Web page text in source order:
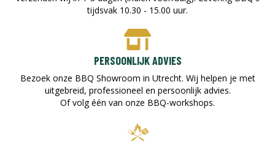
tijdsvak 10.30 - 15.00 uur.
PERSOONLIJK ADVIES
Bezoek onze BBQ Showroom in Utrecht. Wij helpen je met
uitgebreid, professioneel en persoonlijk advies.
Of volg één van onze BBQ-workshops.